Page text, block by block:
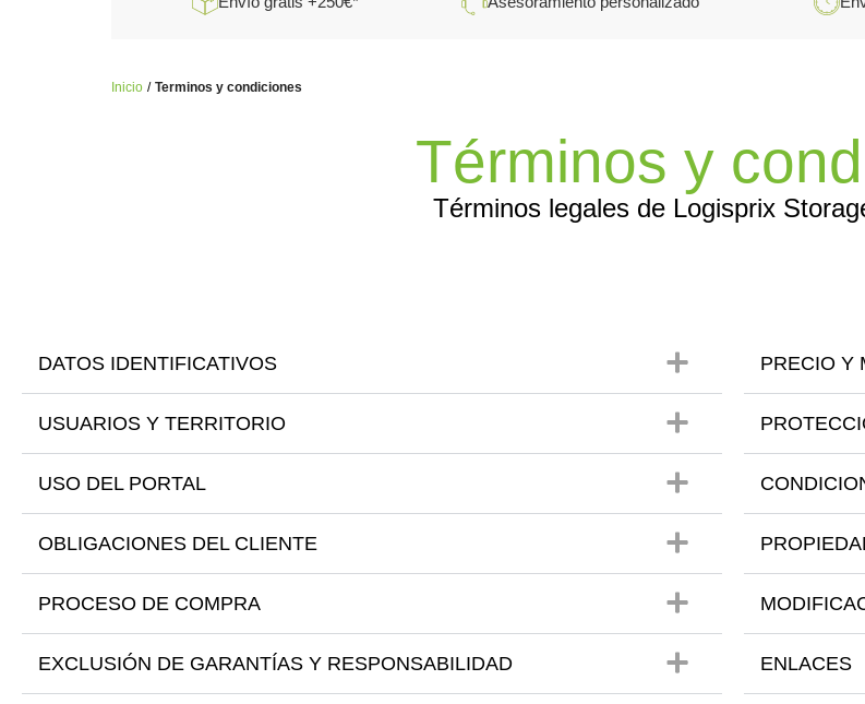
Inicio Terminos y condiciones
Términos y
Términos legales de Logisprix
DATOS IDENTIFICATIVOS
USUARIOS Y TERRITORIO
USO DEL PORTAL
OBLIGACIONES DEL CLIENTE
PROCESO DE COMPRA
EXCLUSIÓN DE GARANTÍAS Y RESPONSABILIDAD
PRECIO Y
ENLACES